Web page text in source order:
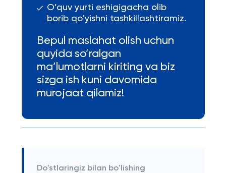
O’quv yurti eshigigacha olib
borib qo’yishni tashkillashtiramiz.
Bepul maslahat olish uchun
quyida so’ralgan
ma’lumotlarni kiriting va biz
sizga ish kuni davomida
murojaat qilamiz!
Do'stlaringiz bilan bo'lishing